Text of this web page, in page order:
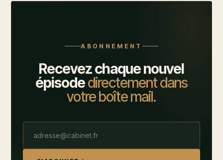
ABONNEMENT
Recevez chaque nouvel
épisodedirectement dans
votre boîte mail.